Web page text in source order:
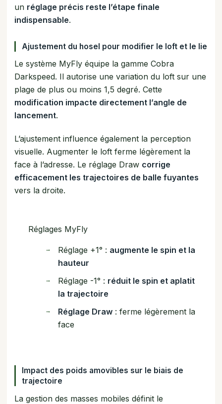
un réglage précis reste l’étape finale
indispensable.
Ajustement du hosel pour modifier le loft et le lie
Le système MyFly équipe la gamme Cobra
Darkspeed. Il autorise une variation du loft sur une
plage de plus ou moins 1,5 degré. Cette
modification impacte directement l’angle de
lancement.
L’ajustement influence également la perception
visuelle. Augmenter le loft ferme légèrement la
face à l’adresse. Le réglage Draw corrige
efficacement les trajectoires de balle fuyantes
vers la droite.
Réglages MyFly
Réglage +1° : augmente le spin et la
hauteur
Réglage -1° : réduit le spin et aplatit
la trajectoire
Réglage Draw: ferme légèrement la
face
Impact des poids amovibles sur le biais de
trajectoire
La gestion des masses mobiles définit le